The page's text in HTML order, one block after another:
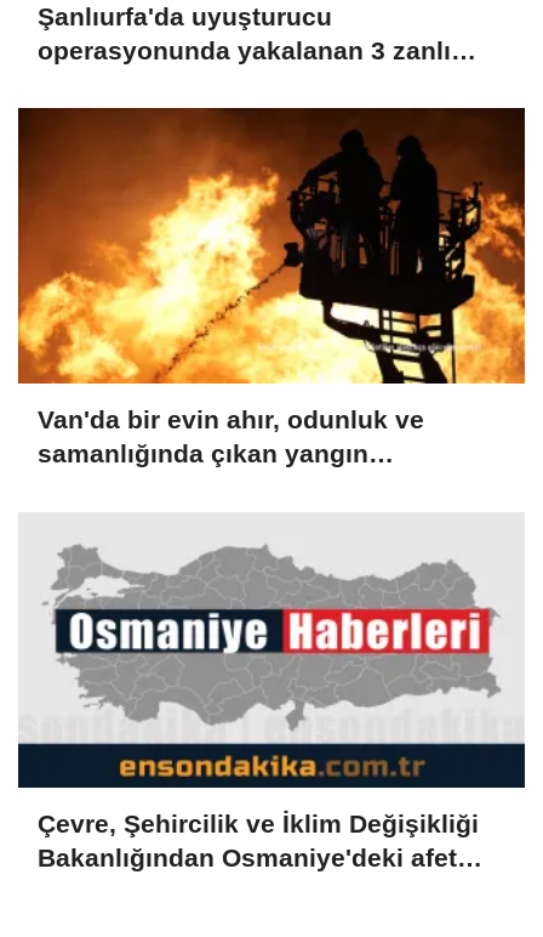
Şanlıurfa'da uyuşturucu
operasyonunda yakalanan 3 zanlı
Van'da bir evin ahır, odunluk ve
samanlığında çıkan yangın
Çevre, Şehircilik ve İklim Değişikliği
Bakanlığından Osmaniye'deki afet